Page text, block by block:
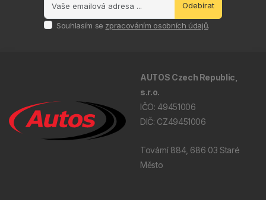
Odebírat
Souhlasím se zpracováním osobních údajů.
AUTOS Czech Republic,
s.r.o.
IČO: 49451006
DIČ: CZ49451006
Tovární 884, 686 03 Staré
Město